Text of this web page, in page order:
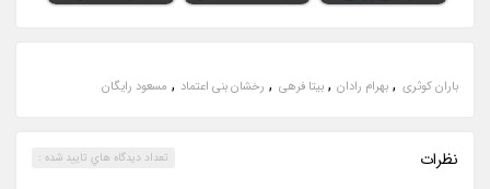
باران کوثری , بهرام رادان ,بیتا فرهی , رخشان بنی اعتماد , مسعود رایگان
نظرات تعداد ديدگاه هاي تاييد شده :